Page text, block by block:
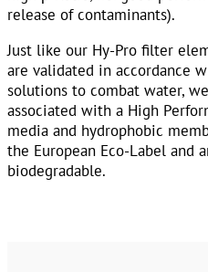
release of contaminants).
Just like our Hy-Pro filter
are validated in accordance
solutions to combat water,
associated with a High
media and hydrophobic
the European Eco-Label and
biodegradable.